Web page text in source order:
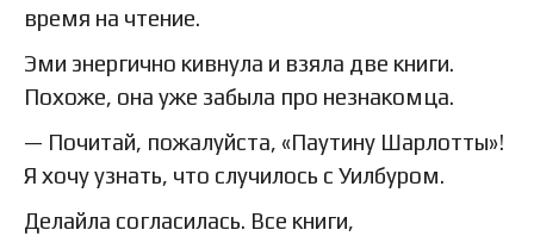
время на чтение.
Эми энергично кивнула и взяла две книги.
Похоже, она уже забыла про незнакомца.
— Почитай, пожалуйста, «Паутину Шарлотты»!
Я хочу узнать, что случилось с Уилбуром.
Делайла согласилась. Все книги,